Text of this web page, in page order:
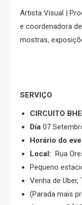
Artista Visual |
e coordenadora
mostras,
SERVIÇO
CIRCUITO
Dia 07
Horário do
Local: Rua
Pequeno
Venha de Uber,
(Parada mais